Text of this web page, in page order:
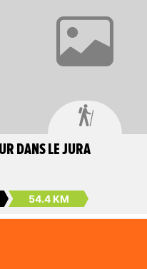

DANS LE JURA
54.4 KM